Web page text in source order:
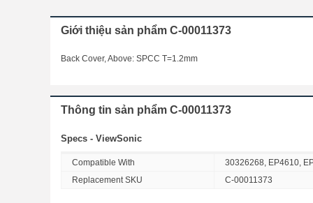
Giới thiệu sản phẩm C-00011373
Back Cover, Above: SPCC T=1.2mm
Thông tin sản phẩm C-00011373
Specs - ViewSonic
Compatible With
30326268, EP4610,
Replacement SKU
C-00011373